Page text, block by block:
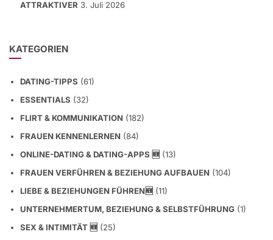
ESSENTIALS (32)
FLIRT & KOMMUNIKATION
FRAUEN KENNENLERNEN(84)
ONLINE-DATING & DATING-APPS 🆕
FRAUEN VERFÜHREN & BEZIEHUNG AUFBAUEN
LIEBE & BEZIEHUNGEN FÜHREN🆕(11)
UNTERNEHMERTUM, BEZIEHUNG & SELBSTFÜHRUNG
SEX & INTIMITÄT 🆕(25)
EX ZURÜCKGEWINNEN & LIEBESKUMMER